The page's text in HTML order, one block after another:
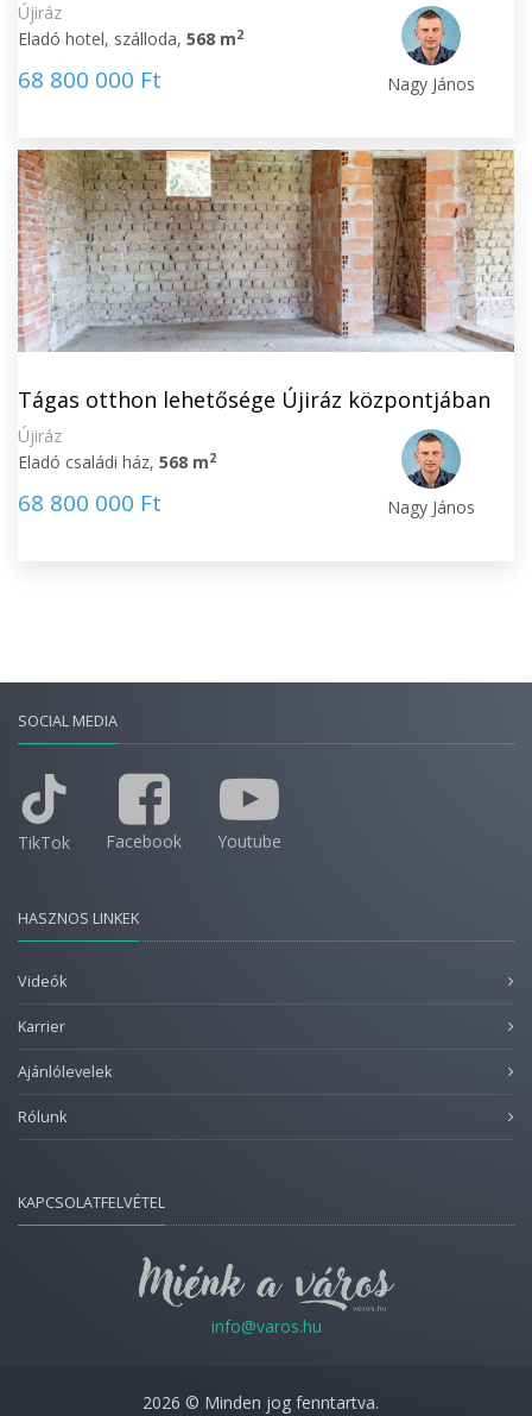
Újiráz
Eladó hotel, szálloda, 568 m2
68 800 000 Ft Nagy János
Tágas otthon lehetősége Újiráz központjában
Újiráz
Eladó családi ház, 568 m2
68 800 000 Ft Nagy János
SOCIAL MEDIA
TikTok Facebook Youtube
HASZNOS LINKEK
Videók
Karrier
Ajánlólevelek
Rólunk
KAPCSOLATFELVÉTEL
info@varos.hu
2026 © Minden jog fenntartva.